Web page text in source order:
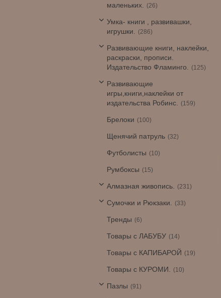
маленьких.
26
Умка- книги , развивашки,
игрушки.
286
Развивающие книги, наклейки,
раскраски, прописи.
Издательство Фламинго.
125
Развивающие
игры,книги,наклейки от
издательства Робинс.
159
Брелоки 100
Щенячий патруль 32
Футболисты 10
Румбоксы 15
Алмазная живопись. 231
Сумочки и Рюкзаки. 33
Тренды 6
Товары с ЛАБУБУ 14
Товары с КАПИБАРОЙ 19
Товары с КУРОМИ. 10
Пазлы 91